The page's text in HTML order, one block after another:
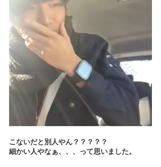
こないだと別人やん？？？？？
細かい人やなぁ、、、って思いました。